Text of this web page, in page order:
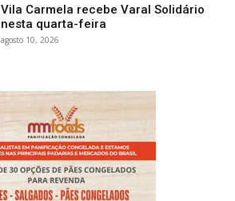
Vila Carmela recebe Varal Solidário
nesta quarta-feira
agosto 10, 2026